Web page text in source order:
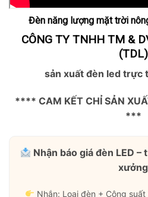
Đèn năng lượng mặt trời
CÔNG TY TNHH TM &
(TDL)
sản xuất đèn led trực
**** CAM KẾT CHỈ SẢN
***
Nhận báo giá đèn LED –
xưởng
Nhắn: Loại đèn + Công